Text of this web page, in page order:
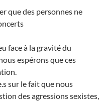
que des personnes ne
face à la gravité du
espérons que ces
sur le fait que nous
des agressions sexistes,